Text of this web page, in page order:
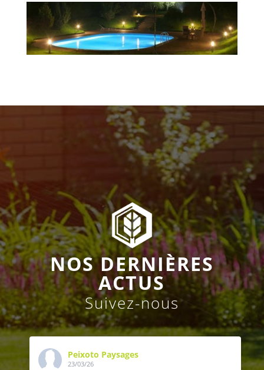
NOS DERNIÈRES
ACTUS
Suivez-nous
Peixoto Paysages
23/03/26